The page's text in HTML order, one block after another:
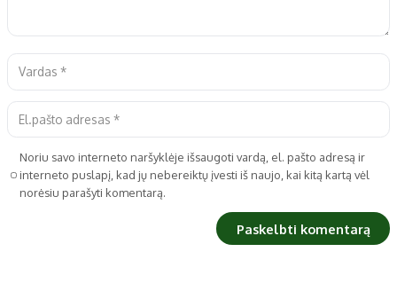
Noriu savo interneto naršyklėje išsaugoti vardą, el. pašto adresą ir
interneto puslapį, kad jų nebereiktų įvesti iš naujo, kai kitą kartą vėl
norėsiu parašyti komentarą.